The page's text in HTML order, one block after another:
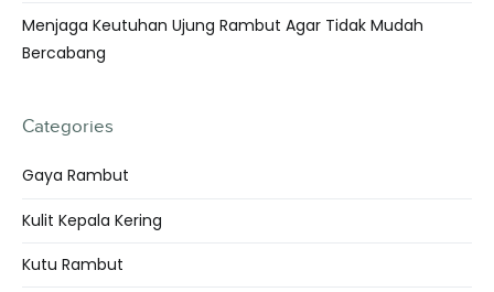
Menjaga Keutuhan Ujung Rambut Agar Tidak Mudah
Bercabang
Categories
Gaya Rambut
Kulit Kepala Kering
Kutu Rambut